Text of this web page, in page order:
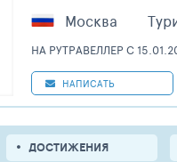
Москва
НА РУТРАВЕЛЛЕР C
НАПИСАТЬ
ДОСТИЖЕНИЯ